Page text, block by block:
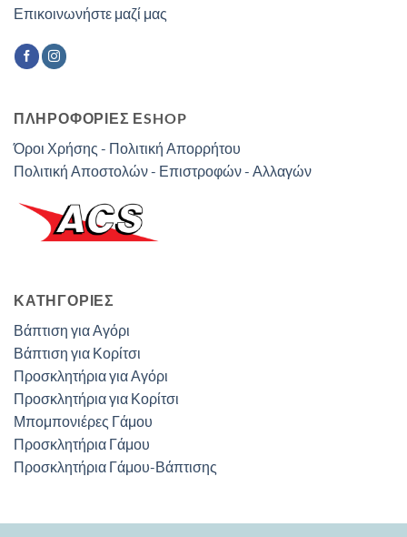
Επικοινωνήστε μαζί μας
ΠΛΗΡΟΦΟΡΙΕΣ ΕSHOP
Όροι Χρήσης - Πολιτική Απορρήτου
Πολιτική Αποστολών - Επιστροφών - Αλλαγών
ΚΑΤΗΓΟΡΊΕΣ
Βάπτιση για Αγόρι
Βάπτιση για Κορίτσι
Προσκλητήρια για Αγόρι
Προσκλητήρια για Κορίτσι
Μπομπονιέρες Γάμου
Προσκλητήρια Γάμου
Προσκλητήρια Γάμου-Βάπτισης